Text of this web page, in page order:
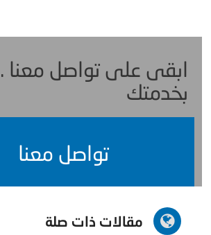
ابقى على تواصل معنا
بخدمتك
تواصل معنا
مقالات ذات صلة